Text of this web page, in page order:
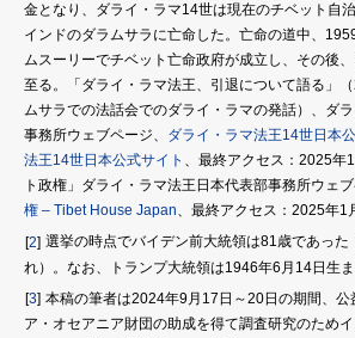
金となり、ダライ・ラマ14世は現在のチベット自
インドのダラムサラに亡命した。亡命の道中、
ムスーリーでチベット亡命政府が成立し、その後
至る。「ダライ・ラマ法王、引退について語る」
ムサラでの法話会でのダライ・ラマの発話）、ダ
事務所ウェブページ、 ダライ・ラマ法王14世日本
法王14世日本公式サイト 、最終アクセス：2025年
ト政権」ダライ・ラマ法王日本代表部事務所ウェブ
権 – Tibet House Japan、最終アクセス：2025年1
2 選挙の時点でバイデン前大統領は81歳であった
れ）。なお、トランプ大統領は1946年6月14日生ま
3 本稿の筆者は2024年9月17日～20日の期間、公
ア・オセアニア財団の助成を得て調査研究のため